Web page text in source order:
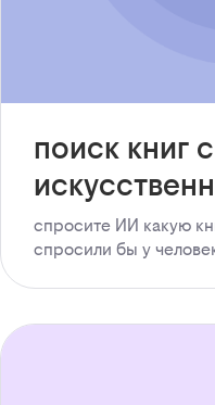
поиск книг
спросите ИИ какую
спросили бы у